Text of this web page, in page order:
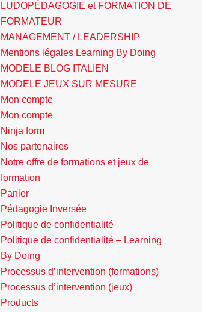
LUDOPÉDAGOGIE et FORMATION DE
FORMATEUR
MANAGEMENT / LEADERSHIP
Mentions légales Learning By Doing
MODELE BLOG ITALIEN
MODELE JEUX SUR MESURE
Mon compte
Mon compte
Ninja form
Nos partenaires
Notre offre de formations et jeux de
formation
Panier
Pédagogie Inversée
Politique de confidentialité
Politique de confidentialité – Learning
By Doing
Processus d’intervention (formations)
Processus d’intervention (jeux)
Products